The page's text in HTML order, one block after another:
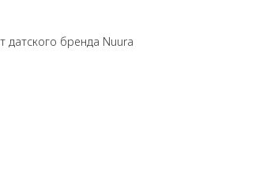
датского бренда Nuura